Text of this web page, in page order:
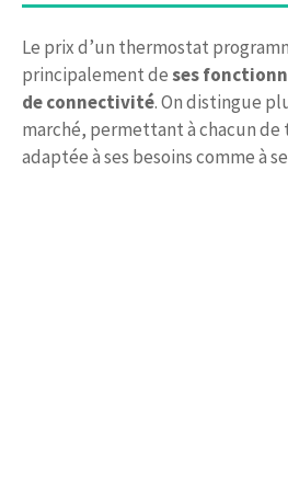
Le prix d’un thermostat
principalement deses
de connectivité. On distingue
marché, permettant à chacun
adaptée à ses besoins comme à